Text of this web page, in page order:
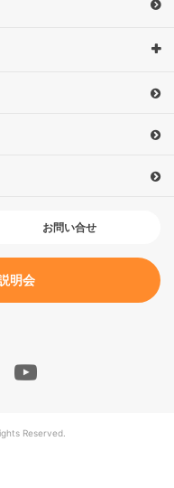
お問い合せ
明会
Reserved.